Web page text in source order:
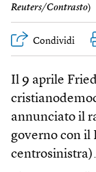
Reuters/Contrasto)
Condividi
Il 9 aprile
annunciato il
governo con il
centrosinistra).